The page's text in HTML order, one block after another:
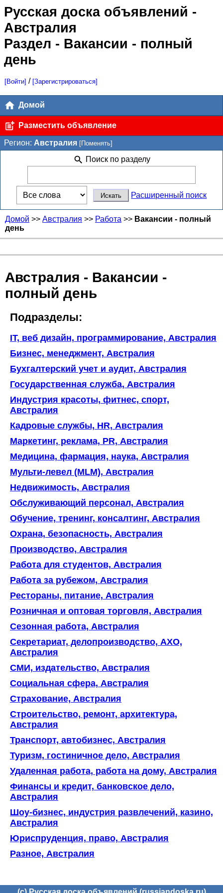
Русская доска объявлений -
Австралия
Раздел - Вакансии - полный
день
[Войти] / [Зарегистрироваться]
Домой
Разместить объявление
Регион: Австралия [Поменять]
Поиск по разделу
Расширенный поиск
Домой >> Австралия >> Работа >> Вакансии - полный
день
Австралия - Вакансии -
полный день
Подразделы:
IT, веб дизайн, программирование, Австралия
Бизнес, менеджмент, Австралия
Бухгалтерский учет и аудит, Австралия
Государственная служба, Австралия
Индустрия красоты, фитнес, спорт,
Австралия
Кадровые службы, HR, Австралия
Маркетинг, реклама, PR, Австралия
Медицина, фармация, наука, Австралия
Мульти-левел (MLM), Австралия
Недвижимость, Австралия
Обслуживающий персонал, Австралия
Обучение, тренинг, консалтинг, Австралия
Охрана, безопасность, Австралия
Производство, Австралия
Работа для студентов, Австралия
Работа за рубежом, Австралия
Рестораны, питание, Австралия
Розничная и оптовая торговля, Австралия
Сезонная работа, Австралия
Секретариат, делопроизводство, АХО,
Австралия
СМИ, издательство, Австралия
Социальная сфера, Австралия
Страхование, Австралия
Строительство, ремонт, архитектура,
Австралия
Транспорт, автобизнес, Австралия
Туризм, гостиничное дело, Австралия
Удаленная работа, работа на дому, Австралия
Финансы и кредит, банковское дело,
Австралия
Шоу-бизнес, индустрия развлечений, казино,
Австралия
Юриспруденция, право, Австралия
Разное, Австралия